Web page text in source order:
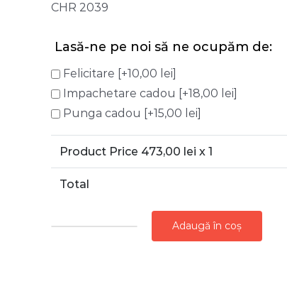
CHR 2039
Lasă-ne pe noi să ne ocupăm de:
Felicitare [+10,00 lei]
Impachetare cadou [+18,00 lei]
Punga cadou [+15,00 lei]
Product Price 473,00 lei x 1
Total
Adaugă în coș